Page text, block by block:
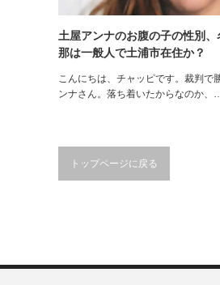
土屋アンナのお腹の子の性別
那は一般人で土浦市在住か？
こんにちは、チャッピです。裁判で
ンナさん。落ち着いたからなのか、
トップページに戻る